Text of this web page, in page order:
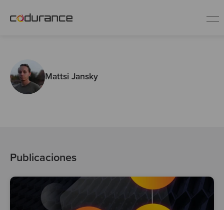
Clientes
Únete al equipo
Mattsi Jansky
Publicaciones